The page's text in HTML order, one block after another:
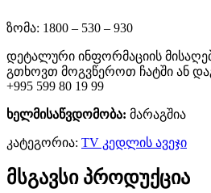
ზომა: 1800 – 530 – 930
დეტალური ინფორმაციის
გთხოვთ მოგვწეროთ ჩატში ან
+995 599 80 19 99
ხელმისაწვდომობა: მარაგშია
კატეგორია: TV კედლის ავეჯი
მსგავსი პროდუქცია